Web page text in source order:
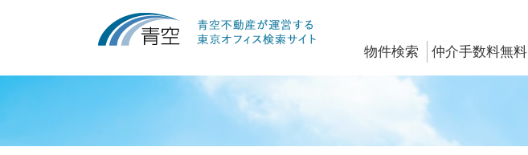
物件検索 仲介手数料無料